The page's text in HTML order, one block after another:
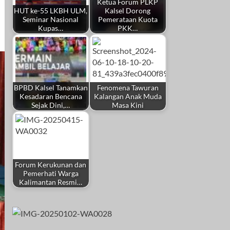
HUT ke-55 LKBH ULM,
Seminar Nasional
Kupas…
Ketua Forum PLKP
Kalsel Dorong
Pemerataan Kuota
PKK…
BPBD Kalsel Tanamkan
Kesadaran Bencana
Sejak Dini,…
Fenomena Tawuran
Kalangan Anak Muda
Masa Kini
Forum Kerukunan dan
Pemerhati Warga
Kalimantan Resmi…